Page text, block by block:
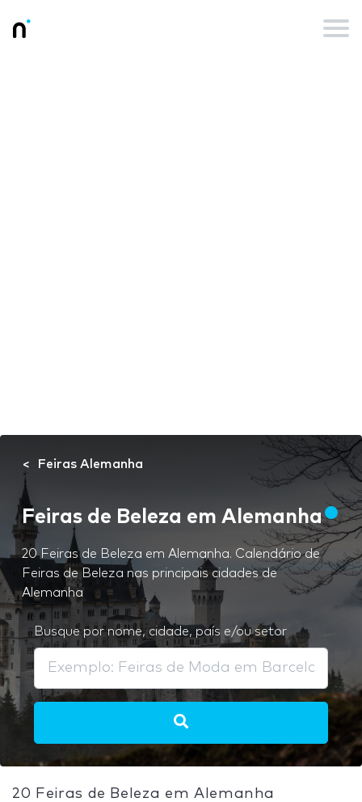
Feiras Alemanha
Feiras de Beleza em Alemanha
20 Feiras de Beleza em Alemanha. Calendário de
Feiras de Beleza nas principais cidades de
Alemanha
Busque por nome, cidade, país e/ou setor
20 Feiras de Beleza em Alemanha